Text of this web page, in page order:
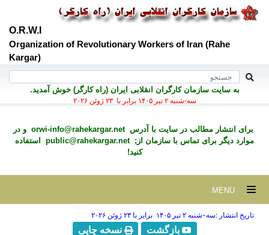
O.R.W.I
Organization of Revolutionary Workers of Iran (Rahe
Kargar)
به سايت سازمان کارگران انقلابی ايران (راه کارگر) خوش آمديد.
سه-شنبه ۲ تير ۱۴۰۵ برابر با ۲۳ ژوئن ۲۰۲۶
برای انتشار مطالب در سايت با آدرسorwi-info@rahekargar.net و در
موارد ديگر برای تماس با سازمان از;public@rahekargar.net
استفاده
کنید!
تاریخ انتشار :سه-شنبه ۲ تير ۱۴۰۵ برابر با ۲۳ ژوئن ۲۰۲۶
بازگشت نسخه چاپی